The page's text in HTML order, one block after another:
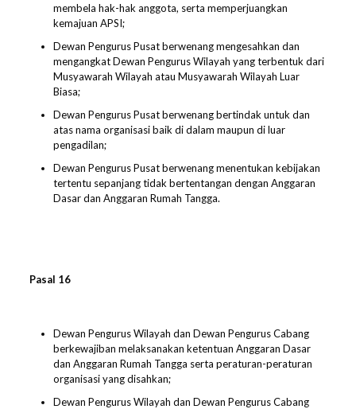
membela hak-hak anggota, serta memperjuangkan
kemajuan APSI;
Dewan Pengurus Pusat berwenang mengesahkan dan
mengangkat Dewan Pengurus Wilayah yang terbentuk dari
Musyawarah Wilayah atau Musyawarah Wilayah Luar
Biasa;
Dewan Pengurus Pusat berwenang bertindak untuk dan
atas nama organisasi baik di dalam maupun di luar
pengadilan;
Dewan Pengurus Pusat berwenang menentukan kebijakan
tertentu sepanjang tidak bertentangan dengan Anggaran
Dasar dan Anggaran Rumah Tangga.
Pasal 16
Dewan Pengurus Wilayah dan Dewan Pengurus Cabang
berkewajiban melaksanakan ketentuan Anggaran Dasar
dan Anggaran Rumah Tangga serta peraturan-peraturan
organisasi yang disahkan;
Dewan Pengurus Wilayah dan Dewan Pengurus Cabang